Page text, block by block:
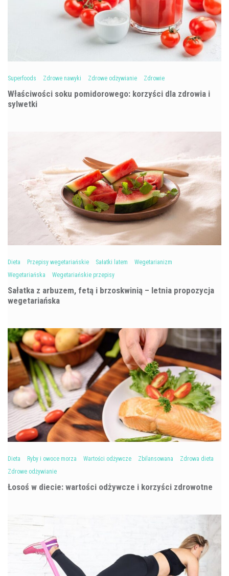
Superfoods Zdrowe nawyki Zdrowe odżywianie Zdrowie
Właściwości soku pomidorowego: korzyści dla zdrowia i
sylwetki
Dieta Przepisy wegetariańskie Sałatki latem
Wegetarianizm
Wegetariańska
Wegetariańskie przepisy
Sałatka z arbuzem, fetą i brzoskwinią – letnia propozycja
wegetariańska
Dieta Ryby i owoce morza Wartości odżywcze Zbilansowana
Zdrowa dieta
Zdrowe odżywianie
Łosoś w diecie: wartości odżywcze i korzyści zdrowotne